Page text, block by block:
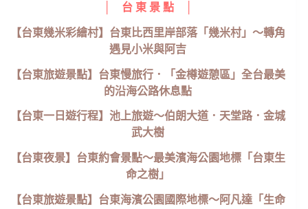
│ 台 東 景 點 │
【台東幾米彩繪村】台東比西里岸部落「幾米村」～轉角
遇見小米與阿吉
【台東旅遊景點】台東慢旅行．「金樽遊憩區」全台最美
的沿海公路休息點
【台東一日遊行程】池上旅遊～伯朗大道．天堂路．金城
武大樹
【台東夜景】台東約會景點～最美濱海公園地標「台東生
命之樹」
【台東旅遊景點】台東海濱公園國際地標～阿凡達「生命